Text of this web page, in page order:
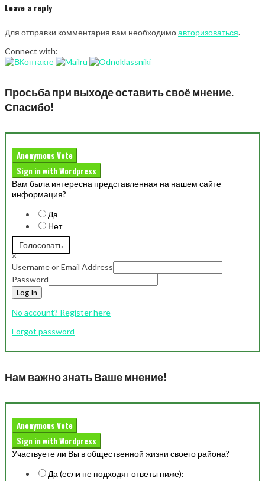
Leave a reply
Для отправки комментария вам необходимоавторизоваться.
Connect with:
Просьба при выходе оставить своё мнение.
Спасибо!
Anonymous Vote
Sign in with Wordpress
Вам была интересна представленная на нашем сайте
информация?
Да
Нет
Голосовать
×
Username or Email Address
Password
Log In
No account? Register here
Forgot password
Нам важно знать Ваше мнение!
Anonymous Vote
Sign in with Wordpress
Участвуете ли Вы в общественной жизни своего района?
Да (если не подходят ответы ниже):